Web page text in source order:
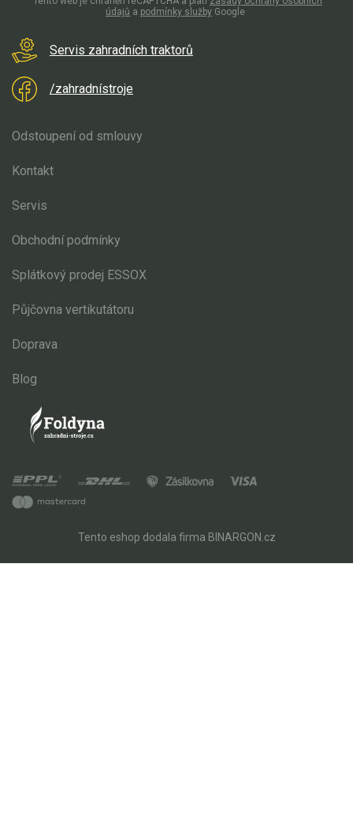
Servis zahradních traktorů
/zahradnístroje
Odstoupení od smlouvy
Kontakt
Servis
Obchodní podmínky
Splátkový prodej ESSOX
Půjčovna vertikutátoru
Doprava
Blog
Tento eshop dodala firma BINARGON.cz
údajů a podmínky služby Google